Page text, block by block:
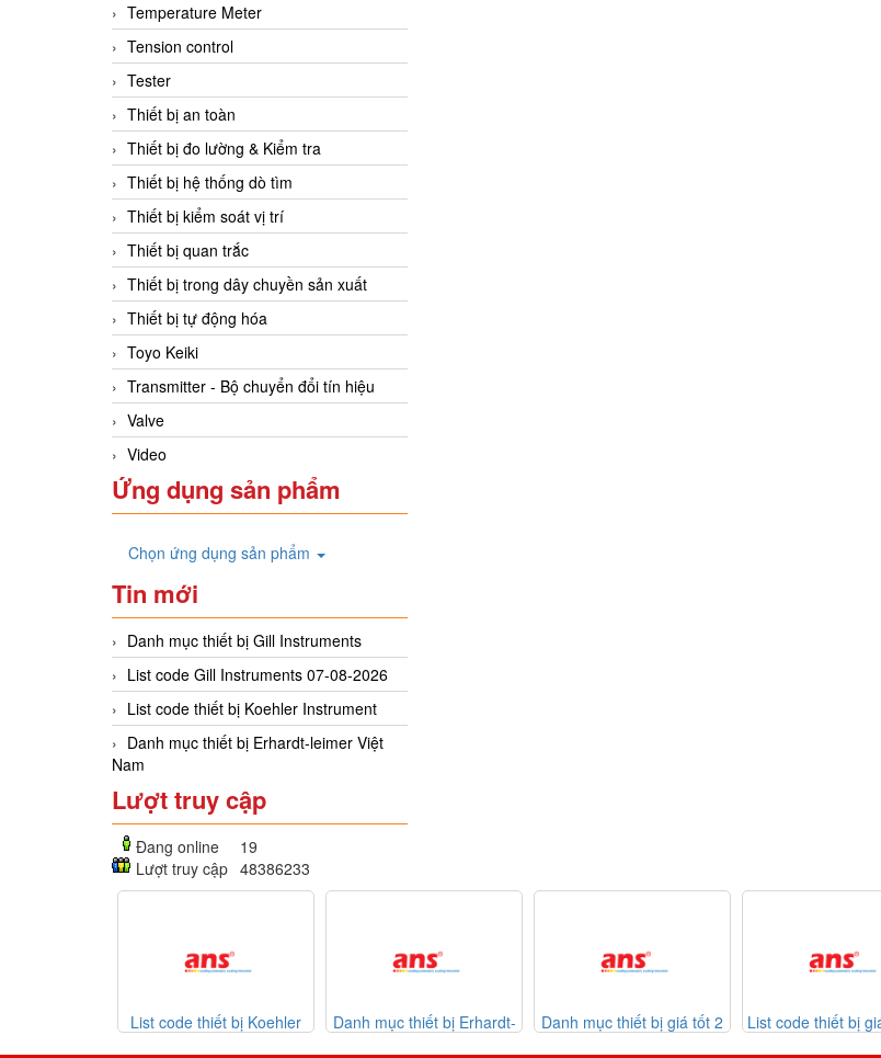
Temperature Meter
Tension control
Tester
Thiết bị an toàn
Thiết bị đo lường & Kiểm tra
Thiết bị hệ thống dò tìm
Thiết bị kiểm soát vị trí
Thiết bị quan trắc
Thiết bị trong dây chuyền sản xuất
Thiết bị tự động hóa
Toyo Keiki
Transmitter - Bộ chuyển đổi tín hiệu
Valve
Video
Ứng dụng sản phẩm
Chọn ứng dụng sản phẩm
Tin mới
Danh mục thiết bị Gill Instruments
List code Gill Instruments 07-08-2026
List code thiết bị Koehler Instrument
Danh mục thiết bị Erhardt-leimer Việt
Nam
Lượt truy cập
Đang online
19
Lượt truy cập 48386233
List code thiết bị Koehler
Danh mục thiết bị Erhardt-
Danh mục thiết bị giá tốt 2
List code thiết bị giá tốt 30-